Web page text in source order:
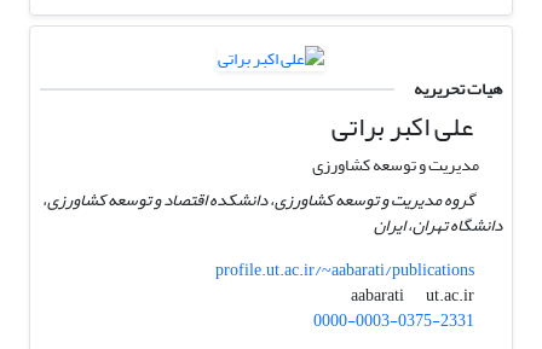
هیات تحریریه
علی اکبر براتی
مدیریت و توسعه کشاورزی
گروه مدیریت و توسعه کشاورزی، دانشکده اقتصاد و توسعه کشاورزی،
دانشگاه تهران، ایران
profile.ut.ac.ir/~aabarati/publications
aabarati
ut.ac.ir
0000-0003-0375-2331